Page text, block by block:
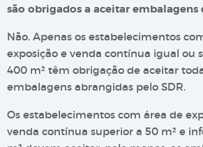
são obrigados a aceitar embalagens
Não. Apenas os estabelecimentos
exposição e venda contínua igual ou
400 m² têm obrigação de aceitar
embalagens abrangidas pelo SDR.
Os estabelecimentos com área de
venda contínua superior a 50 m² e